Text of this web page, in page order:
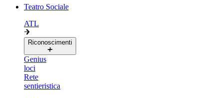
Teatro Sociale
ATL
Riconoscimenti
Genius
loci
Rete
sentieristica